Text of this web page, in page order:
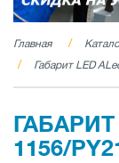
Главная
Габарит LED
ГАБАРИТ
1156/